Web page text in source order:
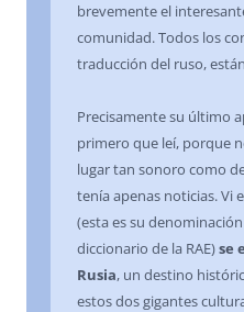
brevemente el
comunidad. Todos los
traducción del ruso,
Precisamente su último
primero que leí, porque
lugar tan sonoro como
tenía apenas noticias. Vi
(esta es su
diccionario de la RAE)se
Rusia, un destino
estos dos gigantes